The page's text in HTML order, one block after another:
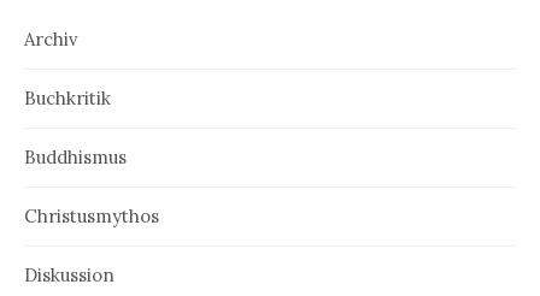
Archiv
Buchkritik
Buddhismus
Christusmythos
Diskussion